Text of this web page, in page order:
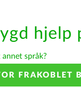
hjelp
språk?
FRAKOBLET